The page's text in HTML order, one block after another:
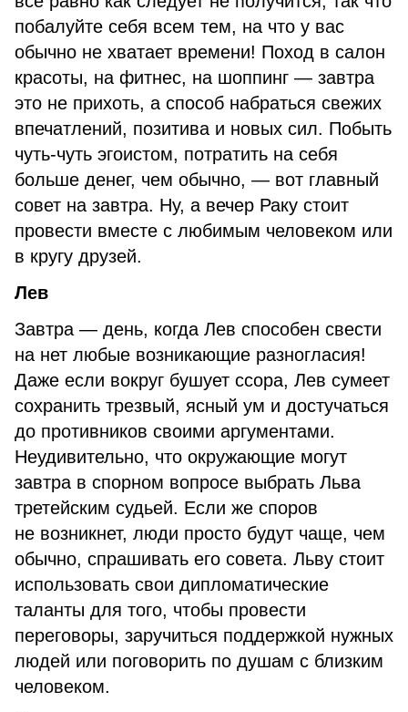
побалуйте себя всем тем, на что у вас
обычно не хватает времени! Поход в салон
красоты, на фитнес, на шоппинг — завтра
это не прихоть, а способ набраться свежих
впечатлений, позитива и новых сил. Побыть
чуть-чуть эгоистом, потратить на себя
больше денег, чем обычно, — вот главный
совет на завтра. Ну, а вечер Раку стоит
провести вместе с любимым человеком или
в кругу друзей.
Лев
Завтра — день, когда Лев способен свести
на нет любые возникающие разногласия!
Даже если вокруг бушует ссора, Лев сумеет
сохранить трезвый, ясный ум и достучаться
до противников своими аргументами.
Неудивительно, что окружающие могут
завтра в спорном вопросе выбрать Льва
третейским судьей. Если же споров
не возникнет, люди просто будут чаще, чем
обычно, спрашивать его совета. Льву стоит
использовать свои дипломатические
таланты для того, чтобы провести
переговоры, заручиться поддержкой нужных
людей или поговорить по душам с близким
человеком.